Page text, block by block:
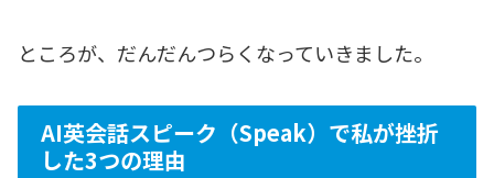
ところが、だんだんつらくなっていきました。
AI英会話スピーク（Speak）で私が挫折
した3つの理由